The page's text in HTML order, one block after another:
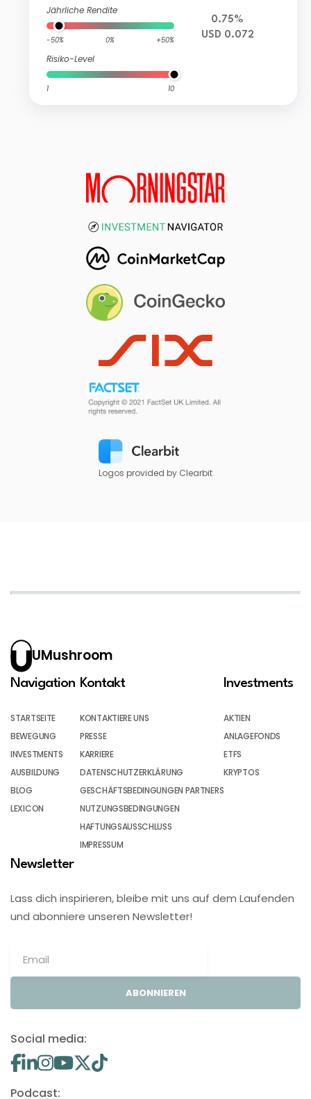
Jährliche Rendite
-50% 0% +50%
Risiko-Level
1 10
0.75%
USD 0.072
Logos provided by Clearbit
UMushroom
Navigation
STARTSEITE
BEWEGUNG
INVESTMENTS
AUSBILDUNG
BLOG
LEXICON
Kontakt
KONTAKTIERE UNS
PRESSE
KARRIERE
DATENSCHUTZERKLÄRUNG
GESCHÄFTSBEDINGUNGEN PARTNERS
NUTZUNGSBEDINGUNGEN
HAFTUNGSAUSSCHLUSS
IMPRESSUM
Investments
AKTIEN
ANLAGEFONDS
ETFS
KRYPTOS
Newsletter
Lass dich inspirieren, bleibe mit uns auf dem Laufenden
und abonniere unseren Newsletter!
ABONNIEREN
Social media:
Podcast: